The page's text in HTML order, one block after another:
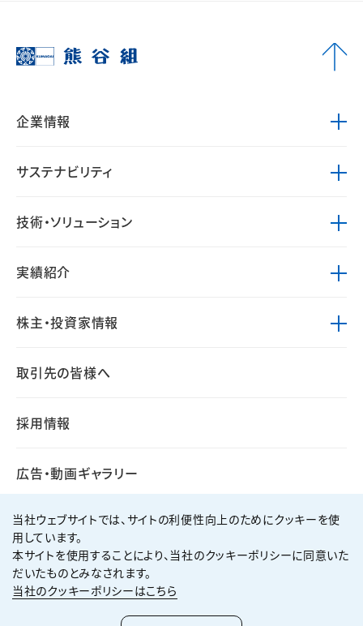
企業情報
サステナビリティ
技術・ソリューション
実績紹介
株主・投資家情報
取引先の皆様へ
採用情報
広告・動画ギャラリー
個人情報保護方針
サイト利用規約
サイトマップ
2026KUMAGAI GUMI CO.,LTD All Rights Reserved.
当社ウェブサイトでは、サイトの利便性向上のためにクッキーを使
用しています。
本サイトを使用することにより、当社のクッキーポリシーに同意いた
だいたものとみなされます。
当社のクッキーポリシーはこちら